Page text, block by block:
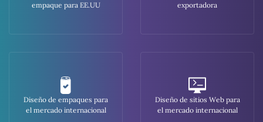
empaque para EE.UU
exportadora
Diseño de empaques para
el mercado internacional
Diseño de sitios Web para
el mercado internacional